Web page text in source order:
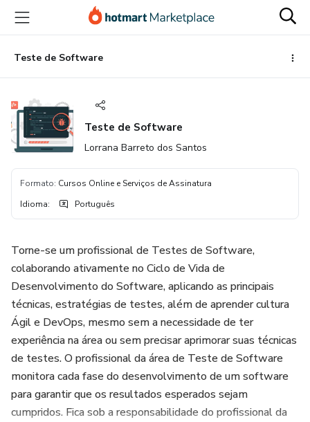
para
conteúdo
principal
para
pagamento
para
rodapé
Teste de Software
Teste de Software
Lorrana Barreto dos Santos
Formato: Cursos Online e Serviços de Assinatura
Idioma: Português
Torne-se um profissional de Testes de Software,
colaborando ativamente no Ciclo de Vida de
Desenvolvimento do Software, aplicando as principais
técnicas, estratégias de testes, além de aprender cultura
Ágil e DevOps, mesmo sem a necessidade de ter
experiência na área ou sem precisar aprimorar suas técnicas
de testes. O profissional da área de Teste de Software
monitora cada fase do desenvolvimento de um software
para garantir que os resultados esperados sejam
cumpridos. Fica sob a responsabilidade do profissional da